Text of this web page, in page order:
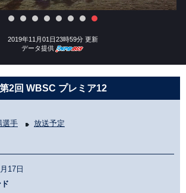
2019年11月01日23時59分 更新
データ提供
第2回 WBSC プレミア12
選手 放送予定
17日